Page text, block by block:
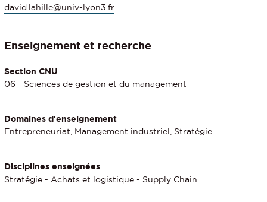
david.lahille@univ-lyon3.fr
Enseignement et recherche
Section CNU
06 - Sciences de gestion et du management
Domaines d'enseignement
Entrepreneuriat, Management industriel, Stratégie
Disciplines enseignées
Stratégie - Achats et logistique - Supply Chain